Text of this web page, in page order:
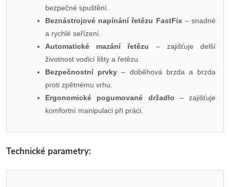
bezpečné spuštění.
Beznástrojové napínání řetězu FastFix– snadné
a rychlé seřízení.
Automatické mazání řetězu – zajišťuje delší
životnost vodicí lišty a řetězu.
Bezpečnostní prvky – doběhová brzda a brzda
proti zpětnému vrhu.
Ergonomické pogumované držadlo – zajišťuje
komfortní manipulaci při práci.
Technické parametry: